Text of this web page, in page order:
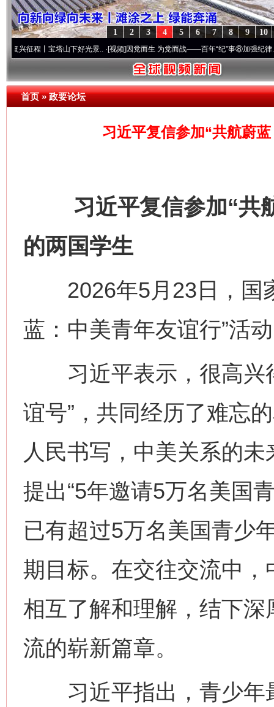
10
9
8
7
6
5
4
3
2
1
丨宝塔山下好光景..·[视频]因党而生 为党而战——百年“纪”事⑧加强纪律..·[视频]牢
首页»政要论坛
习近平复信参加“共航蔚
习近平复信参加“共航
的两国学生
2026年5月23日，国
蓝：中美青年友谊行”活
习近平表示，很高兴
谊号”，共同经历了难忘
人民书写，中美关系的
提出“5年邀请5万名美国
已有超过5万名美国青少
期目标。在交往交流中
相互了解和理解，结下
流的崭新篇章。
习近平指出，青少年
网上购药对药下症？